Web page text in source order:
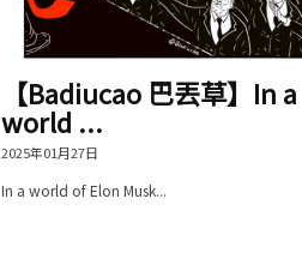
【Badiucao 巴丟草】In a
world ...
2025年01月27日
In a world of Elon Musk...